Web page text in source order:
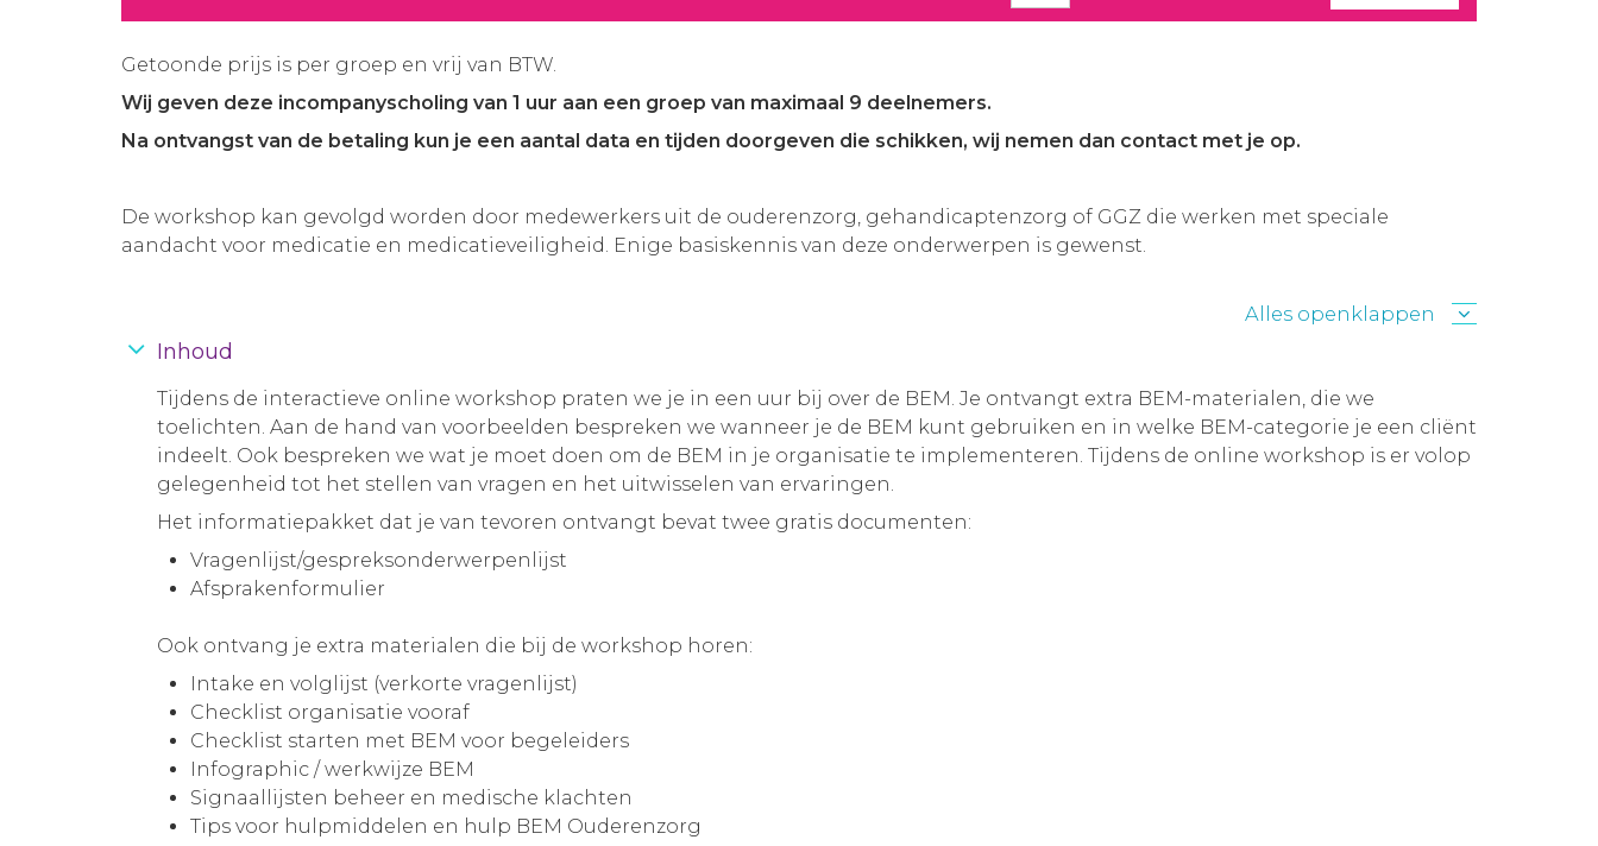
Getoonde prijs is per groep en vrij van BTW.
Wij geven deze incompanyscholing van 1 uur aan een groep van maximaal 9 deelnemers.
Na ontvangst van de betaling kun je een aantal data en tijden doorgeven die schikken, wij nemen dan contact met je op.
De workshop kan gevolgd worden door medewerkers uit de ouderenzorg, gehandicaptenzorg of GGZ die werken met speciale
aandacht voor medicatie en medicatieveiligheid. Enige basiskennis van deze onderwerpen is gewenst.
Alles openklappen
Inhoud
Tijdens de interactieve online workshop praten we je in een uur bij over de BEM. Je ontvangt extra BEM-materialen, die we
toelichten. Aan de hand van voorbeelden bespreken we wanneer je de BEM kunt gebruiken en in welke BEM-categorie je een cliënt
indeelt. Ook bespreken we wat je moet doen om de BEM in je organisatie te implementeren. Tijdens de online workshop is er volop
gelegenheid tot het stellen van vragen en het uitwisselen van ervaringen.
Het informatiepakket dat je van tevoren ontvangt bevat twee gratis documenten:
Vragenlijst/gespreksonderwerpenlijst
Afsprakenformulier
Ook ontvang je extra materialen die bij de workshop horen:
Intake en volglijst (verkorte vragenlijst)
Checklist organisatie vooraf
Checklist starten met BEM voor begeleiders
Infographic / werkwijze BEM
Signaallijsten beheer en medische klachten
Tips voor hulpmiddelen en hulp BEM Ouderenzorg